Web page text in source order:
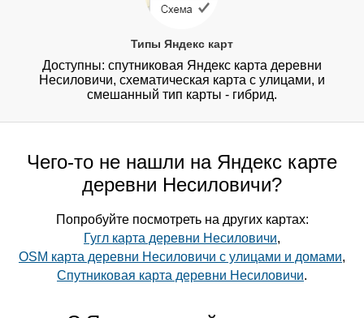
Типы Яндекс карт
Доступны: спутниковая Яндекс карта деревни
Несиловичи, схематическая карта с улицами, и
смешанный тип карты - гибрид.
Чего-то не нашли на Яндекс карте
деревни Несиловичи?
Попробуйте посмотреть на других картах:
Гугл карта деревни Несиловичи,
OSM карта деревни Несиловичи с улицами и домами,
Спутниковая карта деревни Несиловичи.